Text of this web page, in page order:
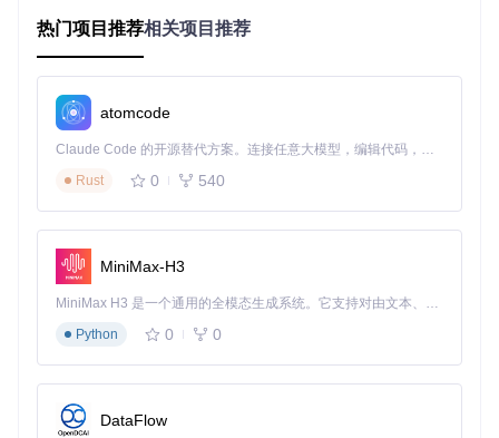
无损
保存
保存
智能
更新
自动检测并下载新增
章节
需手动检
无更新功
出
TXT、EPUB、HTM
L、LaTeX等
仅TXT格
式
TXT、EP
UB格式
多设
备同
同步
能
分设备
便捷
性
模式
模式
复杂
热门项目推荐相关项目推荐
atomcode
Claude Code 的开源替代方案。连接任意大模型，编辑代码，运行命令，自动验证 — 全自动执行。用 Rust 构建，极致性能。 ｜ An open-source alternative to Claude Code. Connect any LLM, edit code, run commands, and verify changes — autonomously. Built in Rust for speed. Get Started
Rust
0 540
MiniMax-H3
MiniMax H3 是一个通用的全模态生成系统。它支持对由文本、图像、视频和音频组成的多模态上下文进行统一理解，并能生成分辨率高达 2K、时长可达 15 秒的带原生立体声音频的视频。得益于面向任务泛化的系统设计，H3 在预训练阶段就已具备广泛的多模态上下文理解与生成能力，能够出色地执行复杂的多模态指令。
Python
0 0
DataFlow